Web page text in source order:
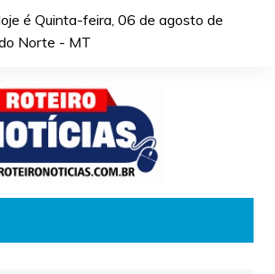
é Quinta-feira, 06 de agosto de
Norte - MT